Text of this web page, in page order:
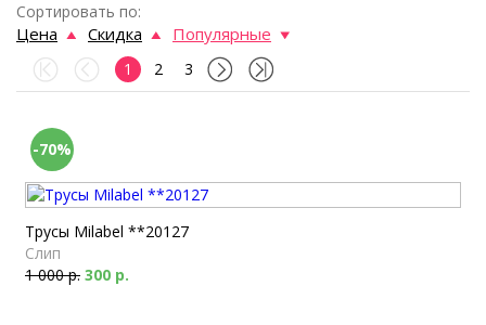
Сортировать по:
Цена Скидка Популярные
1 2 3
-70%
Трусы Milabel **20127
Слип
1 000 р. 300 р.